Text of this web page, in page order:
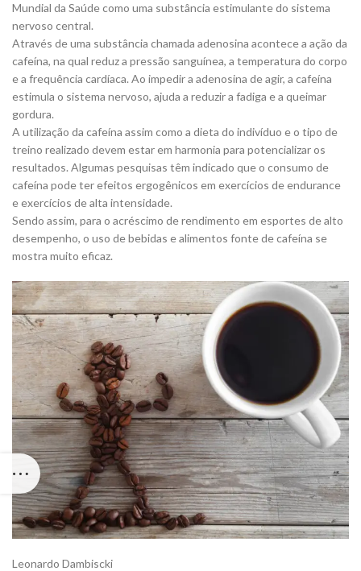
Mundial da Saúde como uma substância estimulante do sistema
nervoso central.
Através de uma substância chamada adenosina acontece a ação da
cafeína, na qual reduz a pressão sanguínea, a temperatura do corpo
e a frequência cardíaca. Ao impedir a adenosina de agir, a cafeína
estimula o sistema nervoso, ajuda a reduzir a fadiga e a queimar
gordura.
A utilização da cafeína assim como a dieta do indivíduo e o tipo de
treino realizado devem estar em harmonia para potencializar os
resultados. Algumas pesquisas têm indicado que o consumo de
cafeína pode ter efeitos ergogênicos em exercícios de endurance
e exercícios de alta intensidade.
Sendo assim, para o acréscimo de rendimento em esportes de alto
desempenho, o uso de bebidas e alimentos fonte de cafeína se
mostra muito eficaz.
Leonardo Dambiscki